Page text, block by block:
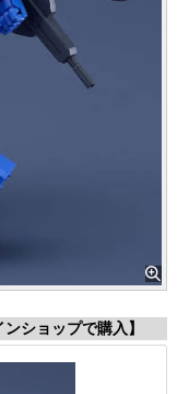
ショップで購入】